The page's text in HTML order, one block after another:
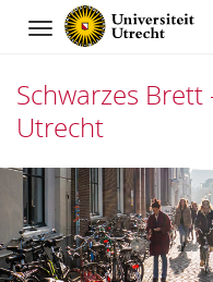
Navigation
Schwarzes Brett
Utrecht
Direct
naar
het